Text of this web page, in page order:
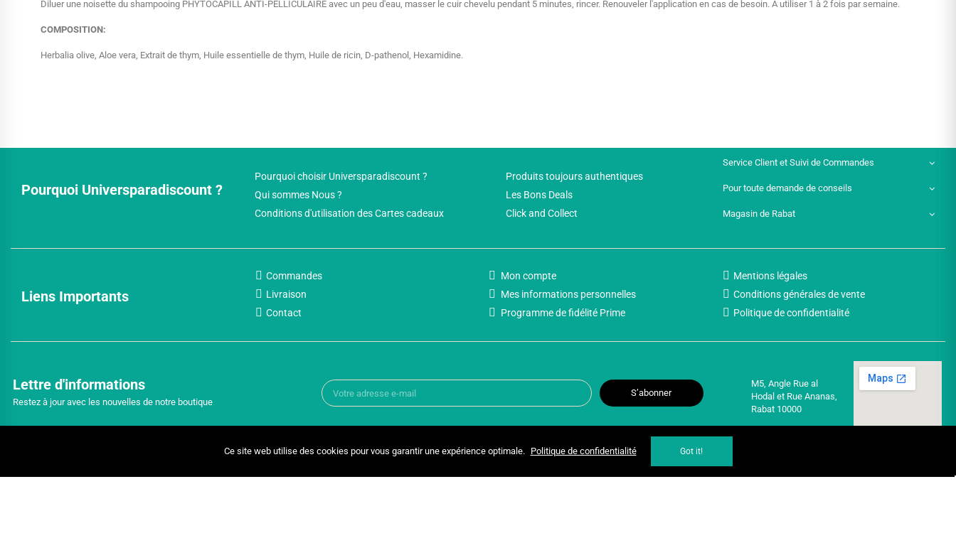
Diluer une noisette du shampooing PHYTOCAPILL ANTI-PELLICULAIRE avec un peu d'eau, masser le cuir chevelu pendant 5 minutes, rincer. Renouveler l'application en cas de besoin. A utiliser 1 à 2 fois par semaine.
COMPOSITION:
Herbalia olive, Aloe vera, Extrait de thym, Huile essentielle de thym, Huile de ricin, D-pathenol, Hexamidine.
Pourquoi Universparadiscount ?
Pourquoi choisir Universparadiscount ?
Qui sommes Nous ?
Conditions d'utilisation des Cartes cadeaux
Produits toujours authentiques
Les Bons Deals
Click and Collect
Service Client et Suivi de Commandes
Pour toute demande de conseils
Magasin de Rabat
Liens Importants
Commandes
Livraison
Contact
Mon compte
Mes informations personnelles
Programme de fidélité Prime
Mentions légales
Conditions générales de vente
Politique de confidentialité
Lettre d'informations
Restez à jour avec les nouvelles de notre boutique
S’abonner
M5, Angle Rue al
Hodal et Rue Ananas,
Rabat 10000
Copyright © 2025 UNIVERSPARADISCOUNT
Ce site web utilise des cookies pour vous garantir une expérience optimale. Politique de confidentialité Got it!